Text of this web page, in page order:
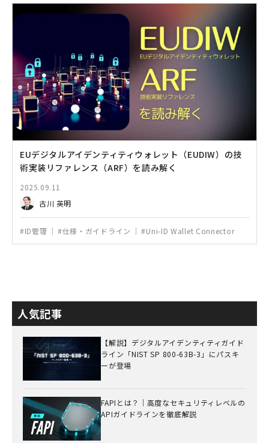
EUデジタルアイデンティティウォレット（EUDIW）の技
術実装リファレンス（ARF）を読み解く
2025.09.11
古川 英明
#ID管理 #仕様・ガイドライン #Uni-ID Wallet Connector
人気記事
【解説】デジタルアイデンティティガイド
ライン「NIST SP 800-63B-3」にパスキ
ーが登場
FAPIとは？｜高度なセキュリティレベルの
APIガイドラインを徹底解説